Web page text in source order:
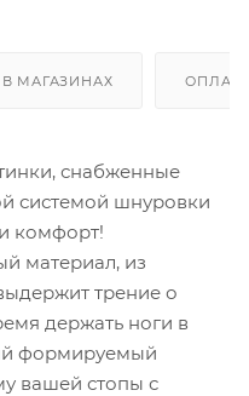
МАГАЗИНАХ
снабженные
системой шнуровки
комфорт!
материал, из
трение о
держать ноги в
формируемый
вашей стопы с